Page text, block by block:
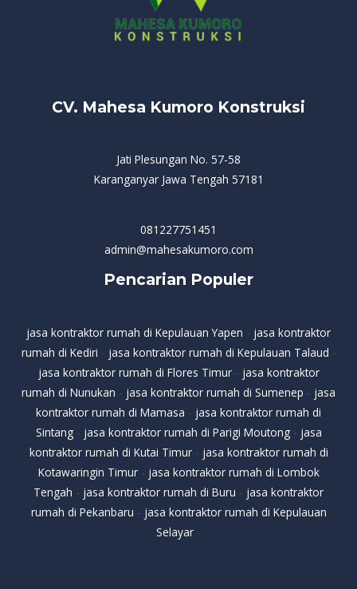
CV. Mahesa Kumoro Konstruksi
Jati Plesungan No. 57-58
Karanganyar Jawa Tengah 57181
081227751451
admin@mahesakumoro.com
Pencarian Populer
jasa kontraktor rumah di Kepulauan Yapen - jasa kontraktor
rumah di Kediri - jasa kontraktor rumah di Kepulauan Talaud -
jasa kontraktor rumah di Flores Timur- jasa kontraktor
rumah di Nunukan - jasa kontraktor rumah di Sumenep - jasa
kontraktor rumah di Mamasa - jasa kontraktor rumah di
Sintang- jasa kontraktor rumah di Parigi Moutong- jasa
kontraktor rumah di Kutai Timur- jasa kontraktor rumah di
Kotawaringin Timur- jasa kontraktor rumah di Lombok
Tengah - jasa kontraktor rumah di Buru - jasa kontraktor
rumah di Pekanbaru - jasa kontraktor rumah di Kepulauan
Selayar -